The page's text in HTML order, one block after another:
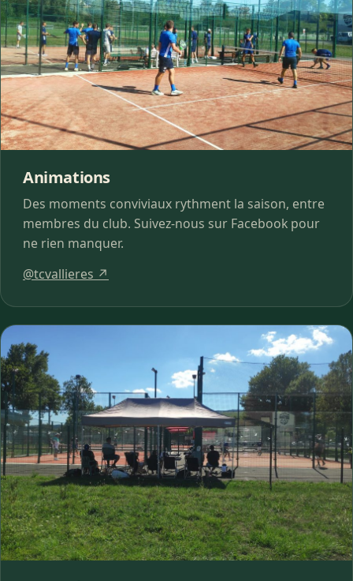
Animations
Des moments conviviaux rythment la saison, entre
membres du club. Suivez-nous sur Facebook pour
ne rien manquer.
@tcvallieres ↗